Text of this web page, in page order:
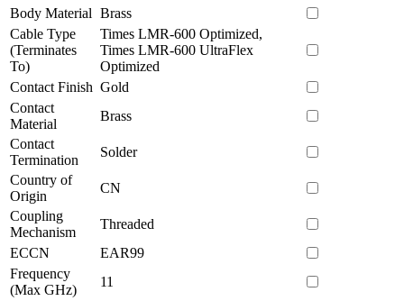
Body Material Brass
Cable Type
(Terminates
To)
Times LMR-600 Optimized,
Times LMR-600 UltraFlex
Optimized
Contact Finish Gold
Contact
Material
Brass
Contact
Termination
Solder
Country of
Origin
CN
Coupling
Mechanism
Threaded
ECCN
EAR99
Frequency
(Max GHz)
11